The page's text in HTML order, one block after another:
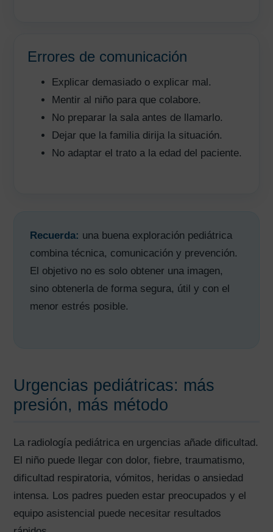
Errores de comunicación
Explicar demasiado o explicar mal.
Mentir al niño para que colabore.
No preparar la sala antes de llamarlo.
Dejar que la familia dirija la situación.
No adaptar el trato a la edad del paciente.
Recuerda: una buena exploración pediátrica
combina técnica, comunicación y prevención.
El objetivo no es solo obtener una imagen,
sino obtenerla de forma segura, útil y con el
menor estrés posible.
Urgencias pediátricas: más
presión, más método
La radiología pediátrica en urgencias añade dificultad.
El niño puede llegar con dolor, fiebre, traumatismo,
dificultad respiratoria, vómitos, heridas o ansiedad
intensa. Los padres pueden estar preocupados y el
equipo asistencial puede necesitar resultados